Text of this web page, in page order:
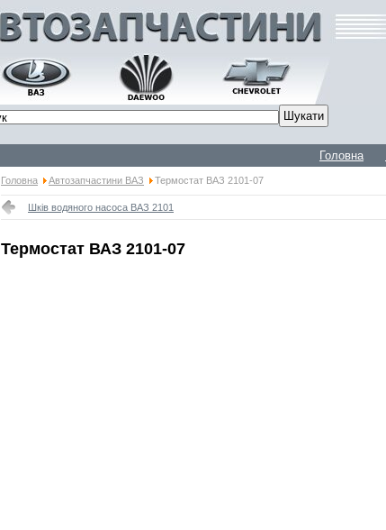
Головна
Головна Автозапчастини ВАЗ Термостат ВАЗ 2101-07
Шків водяного насоса ВАЗ 2101
Термостат ВАЗ 2101-07